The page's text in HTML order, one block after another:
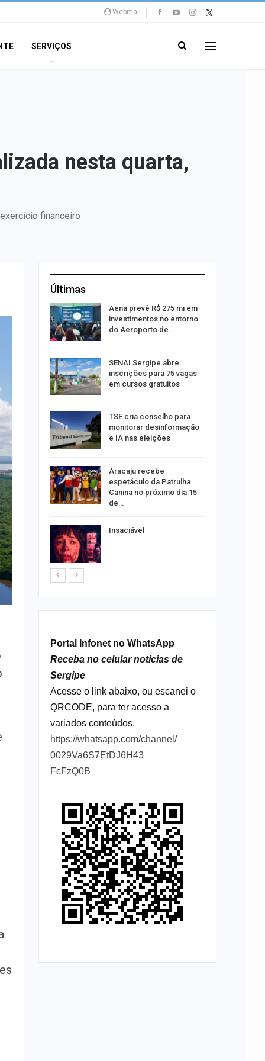
Webmail
SERVIÇOS
nesta quarta,
financeiro
Últimas
de
pais
em…
Aena prevê R$ 275 mi em
investimentos no entorno
do Aeroporto de…
SENAI Sergipe abre
inscrições para 75 vagas
em cursos gratuitos
TSE cria conselho para
monitorar desinformação
e IA nas eleições
Aracaju recebe
espetáculo da Patrulha
Canina no próximo dia 15
de…
Insaciável
----
Portal Infonet no WhatsApp
Receba no celular notícias de
Sergipe
Acesse o link abaixo, ou escanei o
QRCODE, para ter acesso a
variados conteúdos.
https://whatsapp.com/channel/
0029Va6S7EtDJ6H43
FcFzQ0B